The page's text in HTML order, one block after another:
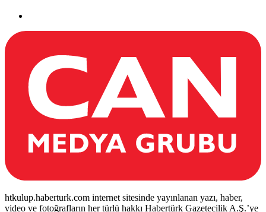
htkulup.haberturk.com internet sitesinde yayınlanan yazı, haber,
video ve fotoğrafların her türlü hakkı Habertürk Gazetecilik A.Ş.’ye